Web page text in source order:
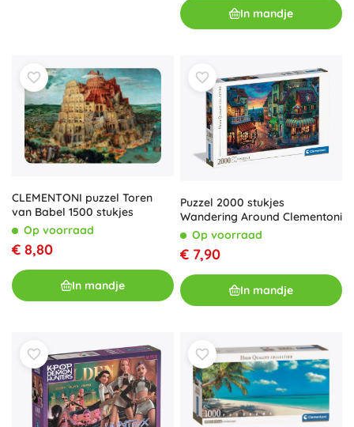
In mandje
CLEMENTONI puzzel Toren
van Babel 1500 stukjes
Op voorraad
€ 8,80
In mandje
Puzzel 2000 stukjes
Wandering Around Clementoni
Op voorraad
€ 7,90
In mandje